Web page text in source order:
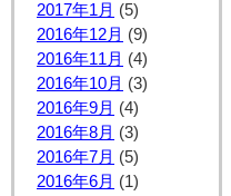
2017年1月 (5)
2016年12月 (9)
2016年11月 (4)
2016年10月 (3)
2016年9月 (4)
2016年8月 (3)
2016年7月 (5)
2016年6月 (1)